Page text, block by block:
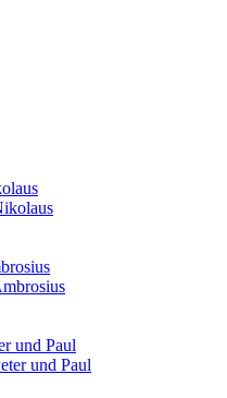
und Paul
und Paul